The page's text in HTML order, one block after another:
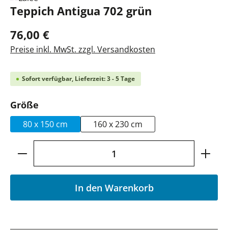
Teppich Antigua 702 grün
76,00 €
Preise inkl. MwSt. zzgl. Versandkosten
Sofort verfügbar, Lieferzeit: 3 - 5 Tage
Größe
80 x 150 cm 160 x 230 cm
Produkt Anzahl: Gib den gewünschten
In den Warenkorb